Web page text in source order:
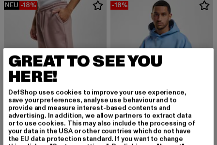
NEU -18%
DEF
-18%
DEF
GREAT TO SEE YOU
HERE!
DefShop uses cookies to improve your use experience,
save your preferences, analyse use behaviour and to
provide and measure interest-based contents and
advertising. In addition, we allow partners to extract data
or to use cookies. This may also include the processing of
your data in the USA or other countries which do not have
the EU data protection standard. If you want to change